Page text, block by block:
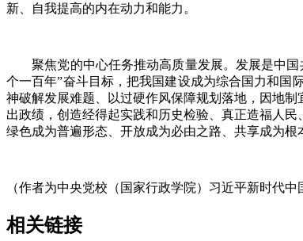
新、自我提高的内在动力和能力。
聚焦党的中心任务推动高质量发展。发展是中国
个一百年”奋斗目标，把我国建设成为综合国力和国
神破解发展难题、以过硬作风保障规划落地，因地
出政绩，创造经得起实践和历史检验、真正造福人
绿色成为普遍形态、开放成为必由之路、共享成为
（作者为中央党校（国家行政学院）习近平新时代
相关链接